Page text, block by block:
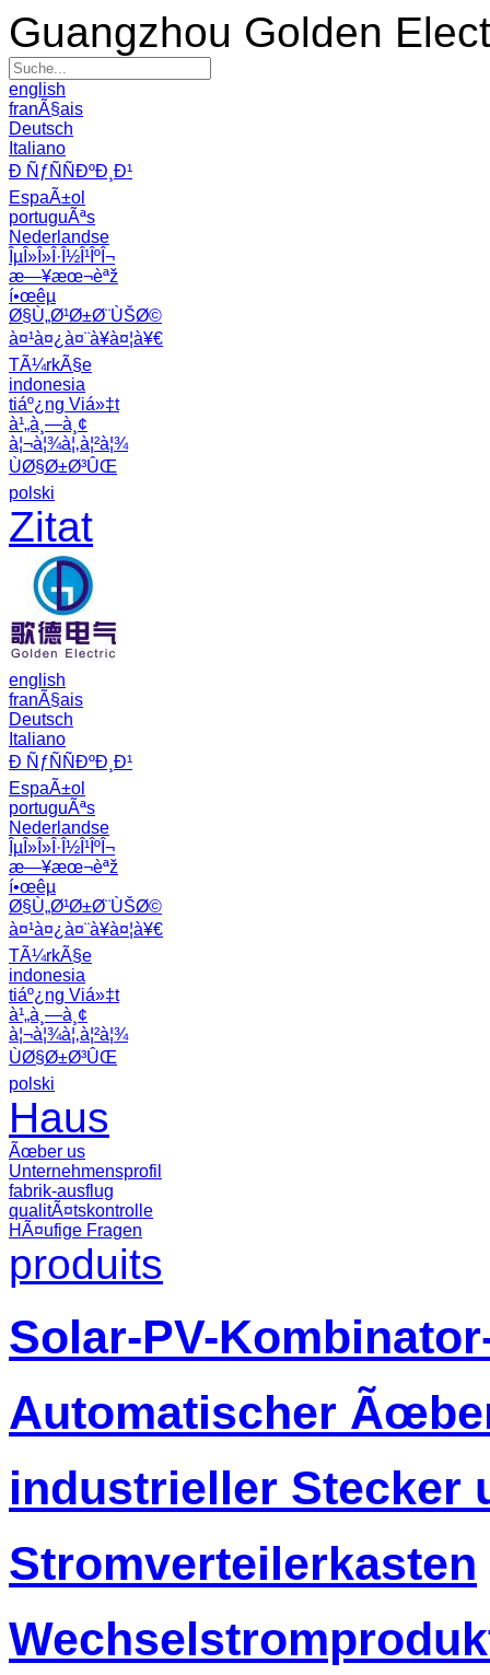
Guangzhou Golden
english
franÃ§ais
Deutsch
Italiano
Ð ÑƒÑÑÐºÐ¸Ð¹
EspaÃ±ol
portuguÃªs
Nederlandse
ÎµÎ»Î»Î·Î½Î¹ÎºÎ¬
æ—¥æœ¬èªž
í•œêµ­
Ø§Ù„Ø¹Ø±Ø¨ÙŠØ©
à¤¹à¤¿à¤¨à¥à¤¦à¥€
TÃ¼rkÃ§e
indonesia
tiáº¿ng Viá»‡t
à¹„à¸—à¸¢
à¦¬à¦¾à¦‚à¦²à¦¾
ÙØ§Ø±Ø³ÛŒ
polski
Zitat
english
franÃ§ais
Deutsch
Italiano
Ð ÑƒÑÑÐºÐ¸Ð¹
EspaÃ±ol
portuguÃªs
Nederlandse
ÎµÎ»Î»Î·Î½Î¹ÎºÎ¬
æ—¥æœ¬èªž
í•œêµ­
Ø§Ù„Ø¹Ø±Ø¨ÙŠØ©
à¤¹à¤¿à¤¨à¥à¤¦à¥€
TÃ¼rkÃ§e
indonesia
tiáº¿ng Viá»‡t
à¹„à¸—à¸¢
à¦¬à¦¾à¦‚à¦²à¦¾
ÙØ§Ø±Ø³ÛŒ
polski
Haus
Ãœber us
Unternehmensprofil
fabrik-ausflug
qualitÃ¤tskontrolle
HÃ¤ufige Fragen
produits
Solar-PV-
Automatischer
industrieller Stecker
Stromverteilerkasten